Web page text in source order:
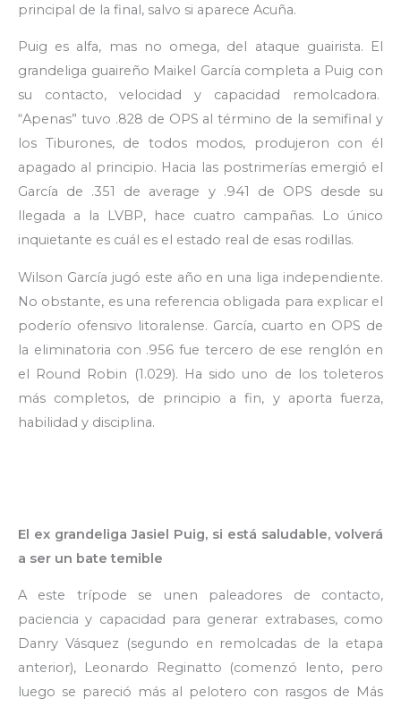
principal de la final, salvo si aparece Acuña.
Puig es alfa, mas no omega, del ataque guairista. El
grandeliga guaireño Maikel García completa a Puig con
su contacto, velocidad y capacidad remolcadora.
“Apenas” tuvo .828 de OPS al término de la semifinal y
los Tiburones, de todos modos, produjeron con él
apagado al principio. Hacia las postrimerías emergió el
García de .351 de average y .941 de OPS desde su
llegada a la LVBP, hace cuatro campañas. Lo único
inquietante es cuál es el estado real de esas rodillas.
Wilson García jugó este año en una liga independiente.
No obstante, es una referencia obligada para explicar el
poderío ofensivo litoralense. García, cuarto en OPS de
la eliminatoria con .956 fue tercero de ese renglón en
el Round Robin (1.029). Ha sido uno de los toleteros
más completos, de principio a fin, y aporta fuerza,
habilidad y disciplina.
El ex grandeliga Jasiel Puig, si está saludable, volverá
a ser un bate temible
A este trípode se unen paleadores de contacto,
paciencia y capacidad para generar extrabases, como
Danry Vásquez (segundo en remolcadas de la etapa
anterior), Leonardo Reginatto (comenzó lento, pero
luego se pareció más al pelotero con rasgos de Más